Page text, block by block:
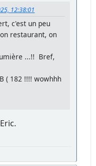
12:38:01
c'est un peu
restaurant, on
...!! Bref,
( 182 !!!! wowhhh